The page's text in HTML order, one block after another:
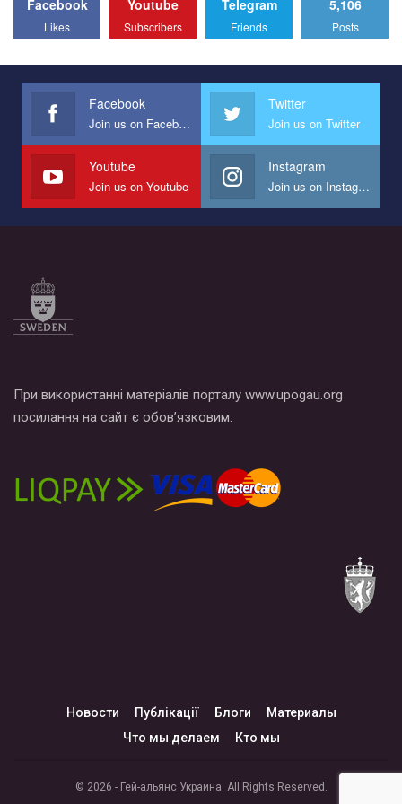
All you have to do is to press "Like" below the video.
Эмоционально сильный ролик от команды "Гей-альянс
представляющий программу развития организации.
Мы просим вас поддержать нас и помочь нам реализовать
наш план по борьбе с насилием и дискриминацией на почве
СОГИ в Украине.
Все, что вам нужно сделать - это зайти на наш канал YouTube
по этой ссылке и поставить лайк под видео.
Facebook
Likes
Youtube
Subscribers
Telegram
Friends
5,106
Posts
Facebook
Join us on Facebook
Twitter
Join us on Twitter
Youtube
Join us on Youtube
Instagram
Join us on Instagram
При використанні матеріалів порталу www.upogau.org
посилання на сайт є обов’язковим.
Новости Публікації Блоги
Материалы
Что мы делаем
Кто мы
© 2026 - Гей-альянс Украина. All Rights Reserved.